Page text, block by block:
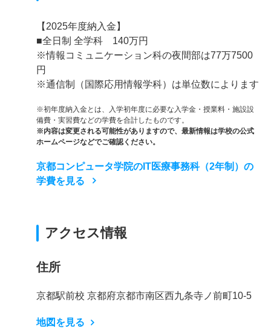
【2025年度納入金】
■全日制 全学科 140万円
※情報コミュニケーション科の夜間部は77万7500
円
※通信制（国際応用情報学科）は単位数によります
※初年度納入金とは、入学初年度に必要な入学金・授業料・施設設
備費・実習費などの学費を合計したものです。
※内容は変更される可能性がありますので、最新情報は学校の公式
ホームページなどでご確認ください。
京都コンピュータ学院のIT医療事務科（2年制）の
学費を見る
アクセス情報
住所
京都駅前校 京都府京都市南区西九条寺ノ前町10-5
地図を見る